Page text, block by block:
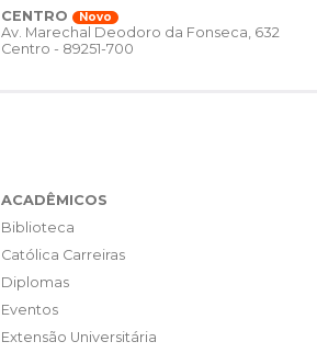
CENTRO
Novo
Av. Marechal Deodoro da Fonseca, 632
Centro - 89251-700
ACADÊMICOS
Biblioteca
Católica Carreiras
Diplomas
Eventos
Extensão Universitária